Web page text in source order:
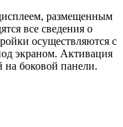
размещенным
все сведения о
осуществляются с
экраном. Активация
на боковой панели.